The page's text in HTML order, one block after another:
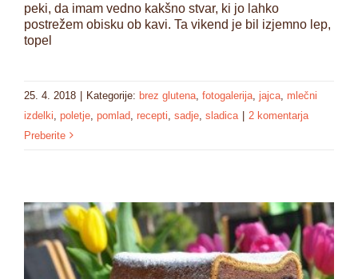
peki, da imam vedno kakšno stvar, ki jo lahko
postrežem obisku ob kavi. Ta vikend je bil izjemno lep,
topel
25. 4. 2018 Kategorije: brez glutena fotogalerija jajca mlečni
izdelki poletje pomlad recepti sadje sladica
2 komentarja
Preberite